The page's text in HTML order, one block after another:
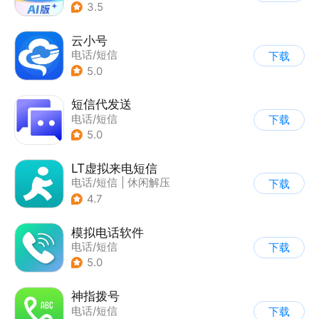
3.5
云小号
电话/短信
5.0
下载
短信代发送
电话/短信
5.0
下载
LT虚拟来电短信
电话/短信
休闲解压
4.7
下载
模拟电话软件
电话/短信
5.0
下载
神指拨号
电话/短信
下载